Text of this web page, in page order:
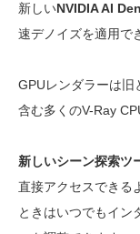
新しいNVIDIA AI
速デノイズを適用で
GPUレンダラーは旧
含む多くのV-Ray
新しいシーン探索ツ
直接アクセスできる
ときはいつでもイン